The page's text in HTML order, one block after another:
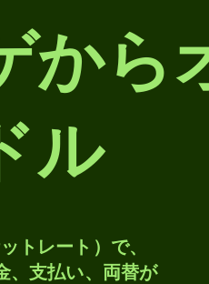
から
ル
トレート）で、
、支払い、両替が